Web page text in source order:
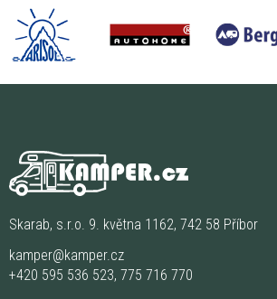
Skarab, s.r.o. 9. května 1162, 742 58 Příbor
kamper@kamper.cz
+420 595 536 523, 775 716 770